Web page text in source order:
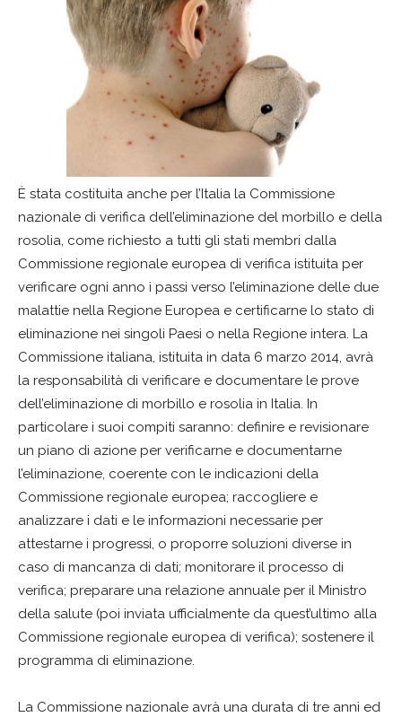
È stata costituita anche per l’Italia la Commissione
nazionale di verifica dell’eliminazione del morbillo e della
rosolia, come richiesto a tutti gli stati membri dalla
Commissione regionale europea di verifica istituita per
verificare ogni anno i passi verso l’eliminazione delle due
malattie nella Regione Europea e certificarne lo stato di
eliminazione nei singoli Paesi o nella Regione intera. La
Commissione italiana, istituita in data 6 marzo 2014, avrà
la responsabilità di verificare e documentare le prove
dell’eliminazione di morbillo e rosolia in Italia. In
particolare i suoi compiti saranno: definire e revisionare
un piano di azione per verificarne e documentarne
l’eliminazione, coerente con le indicazioni della
Commissione regionale europea; raccogliere e
analizzare i dati e le informazioni necessarie per
attestarne i progressi, o proporre soluzioni diverse in
caso di mancanza di dati; monitorare il processo di
verifica; preparare una relazione annuale per il Ministro
della salute (poi inviata ufficialmente da quest’ultimo alla
Commissione regionale europea di verifica); sostenere il
programma di eliminazione.
La Commissione nazionale avrà una durata di tre anni ed